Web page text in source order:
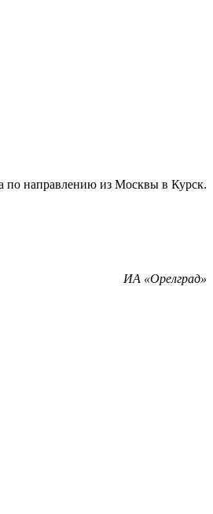
по направлению из Москвы в Курск.
ИА «Орелград»